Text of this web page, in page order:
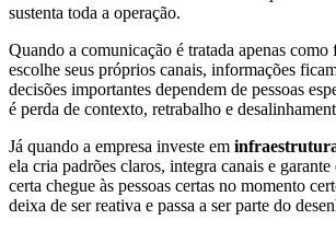
sustenta toda a operação.
Quando a comunicação é tratada apenas como
escolhe seus próprios canais, informações
decisões importantes dependem de pessoas
é perda de contexto, retrabalho e
Já quando a empresa investe em
ela cria padrões claros, integra canais e
certa chegue às pessoas certas no momento
deixa de ser reativa e passa a ser parte do